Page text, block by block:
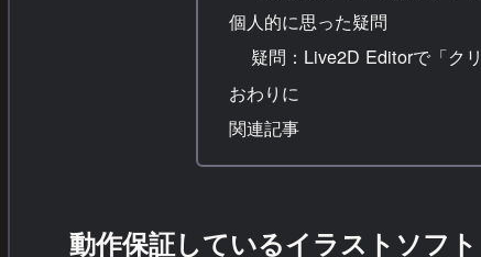
個人的に思った疑問
疑問：Live2D Editorで「ク
おわりに
関連記事
動作保証しているイラストソフト